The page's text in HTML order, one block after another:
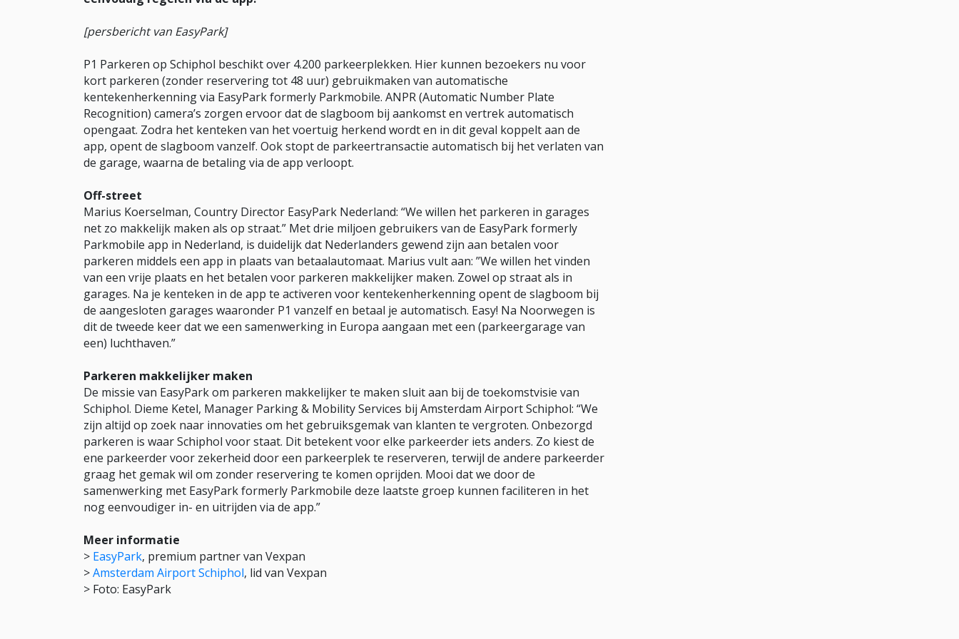
[persbericht van EasyPark]
P1 Parkeren op Schiphol beschikt over 4.200 parkeerplekken. Hier kunnen bezoekers nu voor
kort parkeren (zonder reservering tot 48 uur) gebruikmaken van automatische
kentekenherkenning via EasyPark formerly Parkmobile. ANPR (Automatic Number Plate
Recognition) camera’s zorgen ervoor dat de slagboom bij aankomst en vertrek automatisch
opengaat. Zodra het kenteken van het voertuig herkend wordt en in dit geval koppelt aan de
app, opent de slagboom vanzelf. Ook stopt de parkeertransactie automatisch bij het verlaten van
de garage, waarna de betaling via de app verloopt.
Off-street
Marius Koerselman, Country Director EasyPark Nederland: “We willen het parkeren in garages
net zo makkelijk maken als op straat.” Met drie miljoen gebruikers van de EasyPark formerly
Parkmobile app in Nederland, is duidelijk dat Nederlanders gewend zijn aan betalen voor
parkeren middels een app in plaats van betaalautomaat. Marius vult aan: ”We willen het vinden
van een vrije plaats en het betalen voor parkeren makkelijker maken. Zowel op straat als in
garages. Na je kenteken in de app te activeren voor kentekenherkenning opent de slagboom bij
de aangesloten garages waaronder P1 vanzelf en betaal je automatisch. Easy! Na Noorwegen is
dit de tweede keer dat we een samenwerking in Europa aangaan met een (parkeergarage van
een) luchthaven.”
Parkeren makkelijker maken
De missie van EasyPark om parkeren makkelijker te maken sluit aan bij de toekomstvisie van
Schiphol. Dieme Ketel, Manager Parking & Mobility Services bij Amsterdam Airport Schiphol: “We
zijn altijd op zoek naar innovaties om het gebruiksgemak van klanten te vergroten. Onbezorgd
parkeren is waar Schiphol voor staat. Dit betekent voor elke parkeerder iets anders. Zo kiest de
ene parkeerder voor zekerheid door een parkeerplek te reserveren, terwijl de andere parkeerder
graag het gemak wil om zonder reservering te komen oprijden. Mooi dat we door de
samenwerking met EasyPark formerly Parkmobile deze laatste groep kunnen faciliteren in het
nog eenvoudiger in- en uitrijden via de app.”
Meer informatie
> EasyPark, premium partner van Vexpan
>Amsterdam Airport Schiphol, lid van Vexpan
> Foto: EasyPark